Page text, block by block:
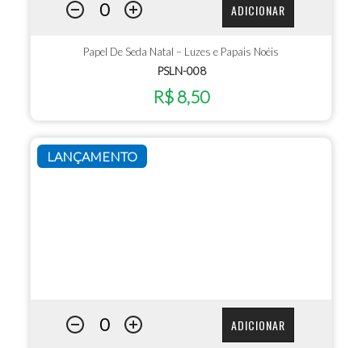
ADICIONAR
Papel De Seda Natal – Luzes e Papais Noéis
PSLN-008
R$ 8,50
LANÇAMENTO
ADICIONAR